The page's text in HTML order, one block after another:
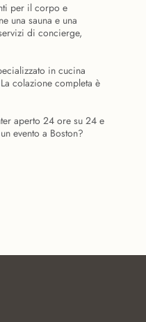
per il corpo e
una sauna e una
di concierge,
in cucina
colazione completa è
aperto 24 ore su 24 e
evento a Boston?